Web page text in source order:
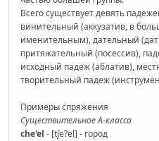
Всего существует девять
винительный (аккузатив, в
именительным), дательный
притяжательный (посессив),
исходный падеж (аблатив),
творительный падеж
Примеры спряжения
Существительное A-класса
che'el - [tʃe?el] - город